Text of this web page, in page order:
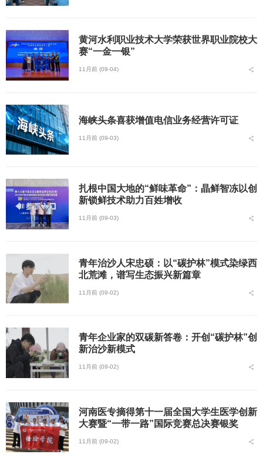
黄河水利职业技术大学荣获世界职业院校大
赛“一金一银”
11月前 (09-04)
海峡头条喜获增值电信业务经营许可证
11月前 (09-03)
扎根中国大地的“鲜味革命”：晶鲜智冻以创
新锁鲜技术助力百姓增收
11月前 (09-03)
青年治沙人宋忠硕：以“碳护林”模式染绿西
北荒滩，谱写生态振兴新篇章
11月前 (09-02)
青年企业家的双碳新答卷：开创“碳护林”创
新治沙新模式
11月前 (09-02)
河南医专摘得第十一届全国大学生医学创新
大赛暨“一带一路”国际竞赛总决赛银奖
11月前 (09-02)